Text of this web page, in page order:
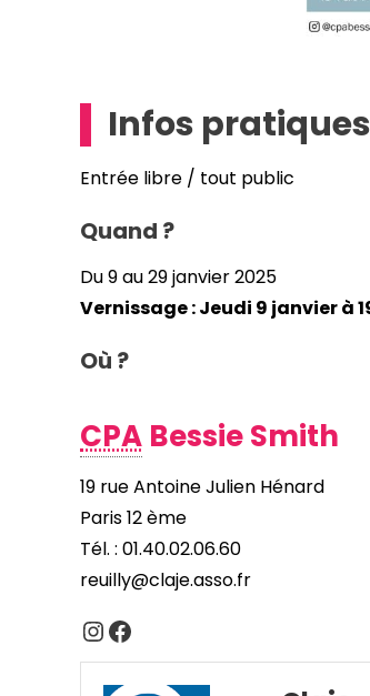
Infos pratiques
Entrée libre / tout public
Quand ?
Du 9 au 29 janvier 2025
Vernissage : Jeudi 9 janvier à
Où ?
CPA Bessie Smith
19 rue Antoine Julien Hénard
Paris 12 ème
Tél. : 01.40.02.06.60
reuilly@claje.asso.fr
Instagram
Facebook